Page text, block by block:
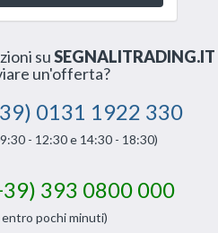
suSEGNALITRADING.IT
un'offerta?
0131 1922 330
- 12:30 e 14:30 - 18:30)
393 0800 000
pochi minuti)